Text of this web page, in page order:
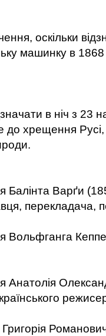
оскільки
машинку в 1868
в ніч з 23
хрещення
Балінта Варґи
перекладача,
Вольфганга
Анатолія